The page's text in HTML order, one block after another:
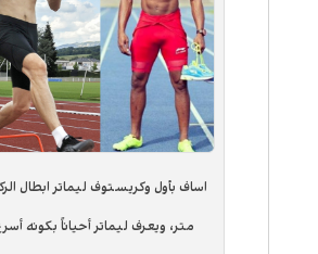
متر، ويعرف ليماتر أحياناً بكونه